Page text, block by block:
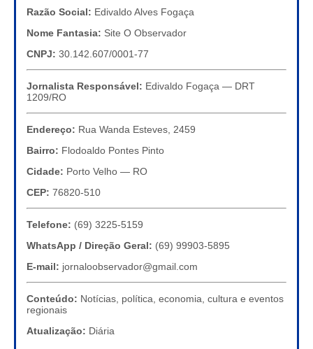
Razão Social: Edivaldo Alves Fogaça
Nome Fantasia: Site O Observador
CNPJ: 30.142.607/0001-77
Jornalista Responsável: Edivaldo Fogaça — DRT
1209/RO
Endereço: Rua Wanda Esteves, 2459
Bairro: Flodoaldo Pontes Pinto
Cidade: Porto Velho — RO
CEP: 76820-510
Telefone: (69) 3225-5159
WhatsApp / Direção Geral: (69) 99903-5895
E-mail: jornaloobservador@gmail.com
Conteúdo: Notícias, política, economia, cultura e eventos
regionais
Atualização: Diária